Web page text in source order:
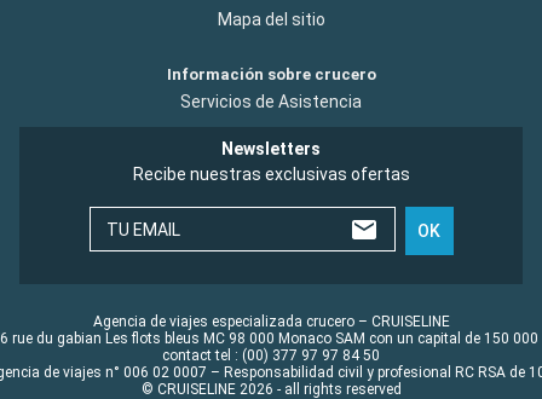
Mapa del sitio
Información sobre crucero
Servicios de Asistencia
Newsletters
Recibe nuestras exclusivas ofertas
TU EMAIL OK
Agencia de viajes especializada crucero – CRUISELINE
rue du gabian Les flots bleus MC 98 000 Monaco SAM con un capital de 150 000
contact tel : (00) 377 97 97 84 50
de viajes n° 006 02 0007 – Responsabilidad civil y profesional RC RSA de
© CRUISELINE 2026 - all rights reserved